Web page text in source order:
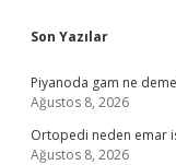
Sidebar
Son Yazılar
Piyanoda gam ne
Ağustos 8, 2026
Ortopedi neden emar
Ağustos 8, 2026